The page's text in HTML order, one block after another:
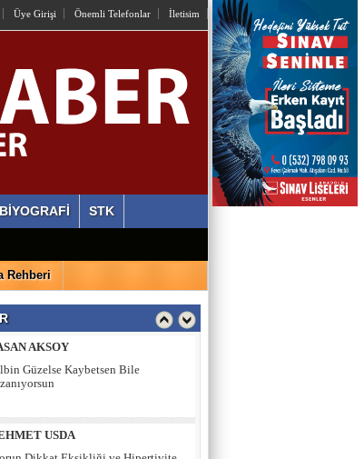
Üye Girişi Önemli Telefonlar İletisim
BİYOGRAFİ STK
Rehberi
ALVEREN ÖZEN
SACA GEL YETER
Yozlaşma Platformları
AKSOY
Güzelse Kaybetsen Bile
Dikkat Eksikliği ve Hipertivite
Üzerinde Etkisi